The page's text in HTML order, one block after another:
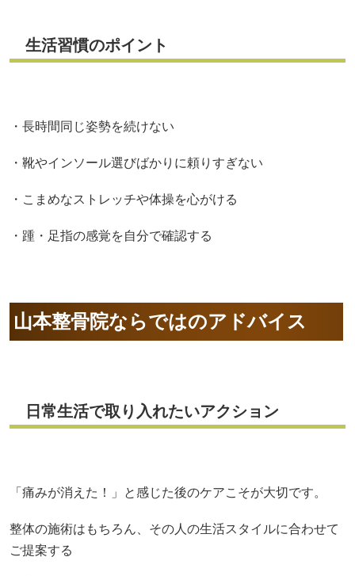
生活習慣のポイント
・長時間同じ姿勢を続けない
・靴やインソール選びばかりに頼りすぎない
・こまめなストレッチや体操を心がける
・踵・足指の感覚を自分で確認する
山本整骨院ならではのアドバイス
日常生活で取り入れたいアクション
「痛みが消えた！」と感じた後のケアこそが大切です。
整体の施術はもちろん、その人の生活スタイルに合わせて
ご提案する